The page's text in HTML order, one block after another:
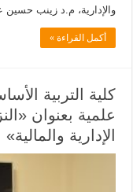
والإدارية، م.د زينب
أكمل القراءة »
كلية التربية
علمية بعنوان
الإدارية والمالية»